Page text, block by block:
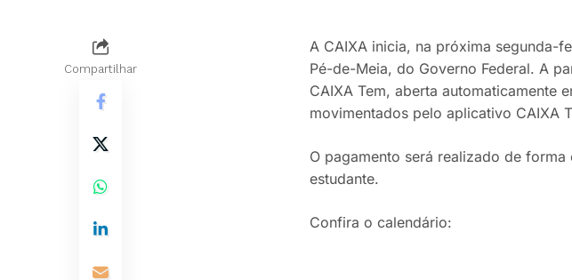
Compartilhar
A CAIXA inicia, na próxima segunda-
Pé-de-Meia, do Governo Federal. A
CAIXA Tem, aberta automaticamente
movimentados pelo aplicativo CAIXA
O pagamento será realizado de
estudante.
Confira o calendário: